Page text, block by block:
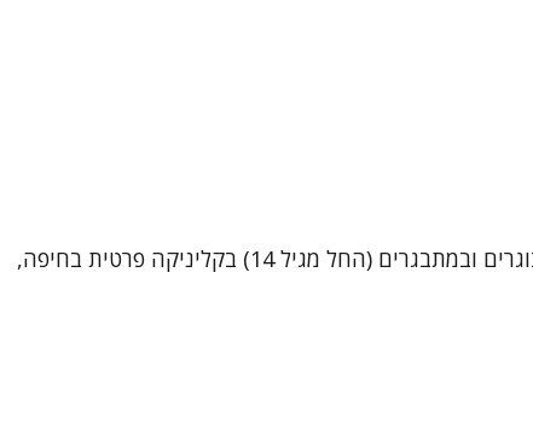
שמי ערן צח, עובד סוציאלי קליני (MSW). בנוסף, בימים אלו אני נמצא בשלבי סיום של הכשרתי כפסיכותרפיסט.אני מטפל במבוגרים ובמתבגרים (החל מגיל 14) בקליניקה פרטית בחיפה,